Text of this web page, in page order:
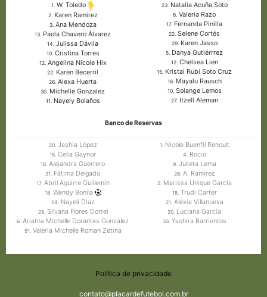
1. W. Toledo
2.Karen Ramirez
3.Ana Mendoza
13. Paola Chavero Álvarez
14. Julissa Dávila
10.Cristina Torres
12.Angelina Nicole Hix
22. Karen Becerril
26. Alexa Huerta
30. Michelle Gonzalez
11. Nayely Bolaños
23.Natalia Acuña Soto
6. Valeria Razo
17. Fernanda Pinilla
22. Selene Cortés
29.Karen Jasso
5. Danya Gutiérrrez
12.Chelsea Lien
15. Kristal Rubi Soto Cruz
16.Mayalu Rausch
10.Solange Lemos
27.Itzell Aleman
Banco de Reservas
20.Jashia López
15. Celia Gaynor
16. Alejandra Guerrero
21. Fátima Delgado
17.Abril Aguirre Guillemín
18.Wendy Bonila
24. Nayeli Diaz
28.Silvana Flores Dorrel
6. Ariatna Michelle Dorantes Gonzalez
51. Valeria Michelle Roman Zetina
1. Nicole Buenfil Renoult
4. Rocio
9.Julieta Lema
26.A. Ramírez
2.Marissa Unique García
18.Trudi Carter
21. Alexia Villanueva
20. Luciana García
33.Yashira Barrientos
Política de privacidade
contato@placardefutebol.com.br